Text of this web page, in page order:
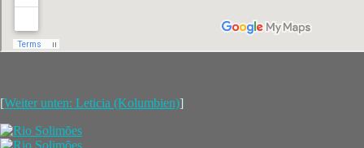
[Weiter unten: Leticia (Kolumbien)]